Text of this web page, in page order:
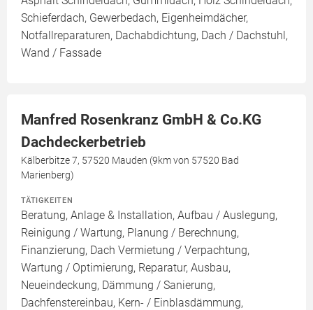
Schieferdach, Gewerbedach, Eigenheimdächer,
Notfallreparaturen, Dachabdichtung, Dach / Dachstuhl,
Wand / Fassade
Manfred Rosenkranz GmbH & Co.KG
Dachdeckerbetrieb
Kälberbitze 7, 57520 Mauden (9km von 57520 Bad
Marienberg)
TÄTIGKEITEN
Beratung, Anlage & Installation, Aufbau / Auslegung,
Reinigung / Wartung, Planung / Berechnung,
Finanzierung, Dach Vermietung / Verpachtung,
Wartung / Optimierung, Reparatur, Ausbau,
Neueindeckung, Dämmung / Sanierung,
Dachfenstereinbau, Kern- / Einblasdämmung,